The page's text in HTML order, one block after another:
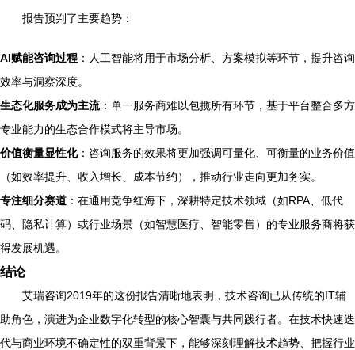
报告预判了主要趋势：
AI赋能咨询过程 ：人工智能将用于市场分析、方案模拟等环节，提升咨询
效率与洞察深度。
生态化服务成为主流：单一服务商难以包揽所有环节，基于平台整合多方
专业能力的生态合作模式将主导市场。
价值衡量显性化：咨询服务的效果将更加强调可量化、可衡量的业务价值
（如效率提升、收入增长、成本节约），推动行业走向更加务实。
专注细分赛道 ：在通用竞争红海下，深耕特定技术领域（如RPA、低代
码、隐私计算）或行业场景（如智慧医疗、智能零售）的专业服务商将获
得发展机遇。
结论
艾瑞咨询2019年的这份报告清晰地表明，技术咨询已从传统的IT辅
助角色，演进为企业数字化转型的核心智囊与共同践行者。在技术快速迭
代与商业环境不确定性的双重背景下，能够深刻理解技术趋势、把握行业